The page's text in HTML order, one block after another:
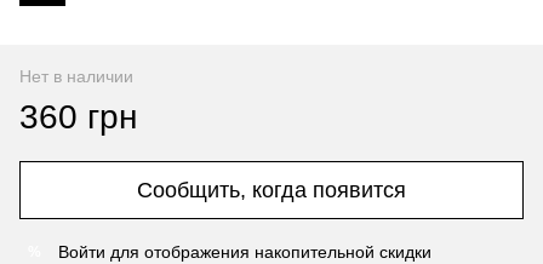
Нет в наличии
360 грн
Сообщить, когда появится
Войти для отображения накопительной скидки